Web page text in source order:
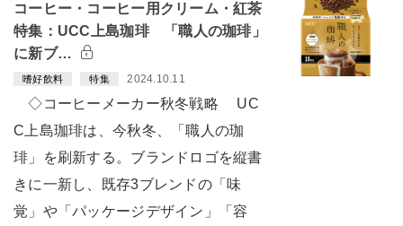
コーヒー・コーヒー用クリーム・紅茶
特集：UCC上島珈琲 「職人の珈琲」
に新ブ…
嗜好飲料 特集 2024.10.11
◇コーヒーメーカー秋冬戦略 UC
C上島珈琲は、今秋冬、「職人の珈
琲」を刷新する。ブランドロゴを縦書
きに一新し、既存3ブレンドの「味
覚」や「パッケージデザイン」「容